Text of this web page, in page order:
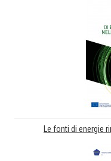
Le fonti di energie